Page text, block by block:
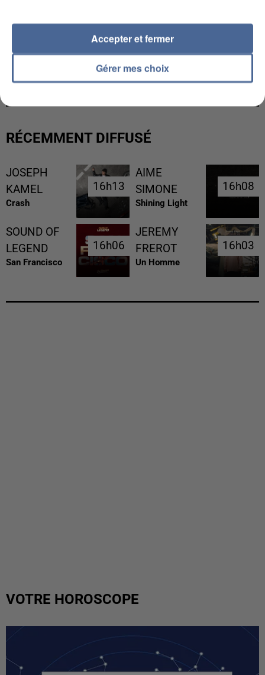
LES DONNÉES DE 300 000 CLIENTS DÉROBÉES À
INTERMARCHÉ APRÈS UNE...
RÉCEMMENT DIFFUSÉ
JOSEPH
KAMEL
Crash
16h13
16h13
AIME
SIMONE
Shining Light
16h08
16h08
SOUND OF
LEGEND
San Francisco
16h06
16h06
JEREMY
FREROT
Un Homme
16h03
16h03
VOTRE HOROSCOPE
Gérer mes choix
Accepter et fermer